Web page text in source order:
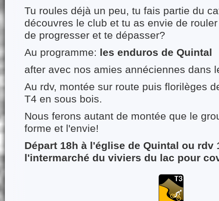
Tu roules déjà un peu, tu fais partie du
découvres le club et tu as envie de
de progresser et te dépasser?
Au programme: les enduros de Quintal
after avec nos amies annéciennes dans
Au rdv, montée sur route puis florilèges
T4 en sous bois.
Nous ferons autant de montée que le
forme et l'envie!
Départ 18h à l'église de Quintal ou rdv
l'intermarché du viviers du lac pour